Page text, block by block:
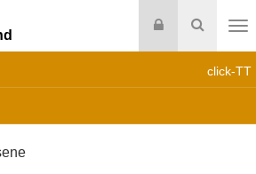
Suche
Login
click-TT